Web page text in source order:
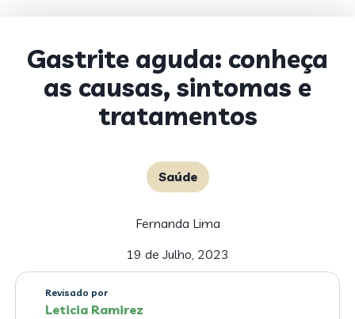
Gastrite aguda: conheça
as causas, sintomas e
tratamentos
Saúde
Fernanda Lima
19 de Julho, 2023
Revisado por
Leticia Ramirez